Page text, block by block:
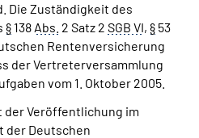
Die Zuständigkeit des
§ 138 Abs. 2 Satz 2 SGB VI, § 53
Rentenversicherung
der Vertreterversammlung
vom 1. Oktober 2005.
der Veröffentlichung im
der Deutschen